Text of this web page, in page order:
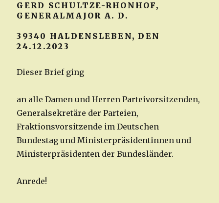
GERD SCHULTZE-RHONHOF,
GENERALMAJOR A. D.
39340 HALDENSLEBEN, DEN
24.12.2023
Dieser Brief ging
an alle Damen und Herren Parteivorsitzenden,
Generalsekretäre der Parteien,
Fraktionsvorsitzende im Deutschen
Bundestag und Ministerpräsidentinnen und
Ministerpräsidenten der Bundesländer.
Anrede!